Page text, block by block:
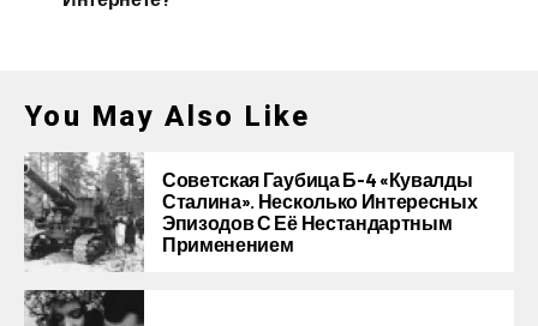
You May Also Like
Советская Гаубица Б-4 «Кувалды
Сталина». Несколько Интересных
Эпизодов С Её Нестандартным
Применением